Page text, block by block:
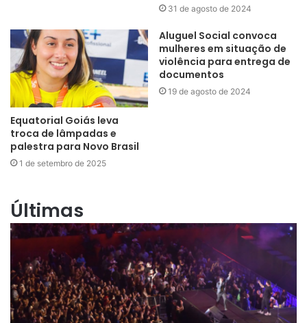
31 de agosto de 2024
Equatorial Goiás leva
troca de lâmpadas e
palestra para Novo Brasil
1 de setembro de 2025
Aluguel Social convoca
mulheres em situação de
violência para entrega de
documentos
19 de agosto de 2024
Últimas